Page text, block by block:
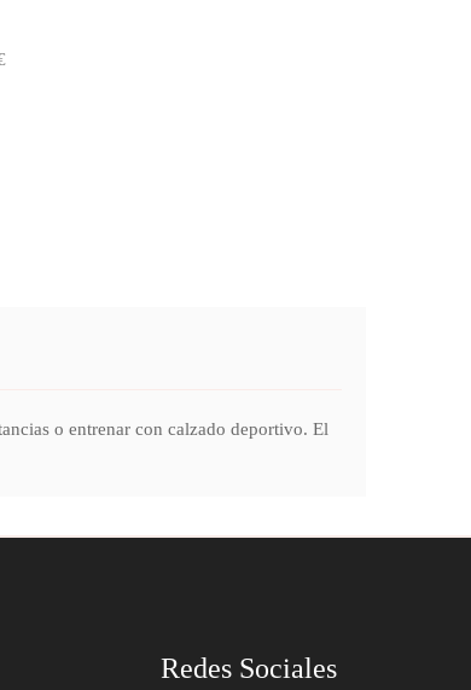
o entrenar con calzado deportivo. El
Redes Sociales